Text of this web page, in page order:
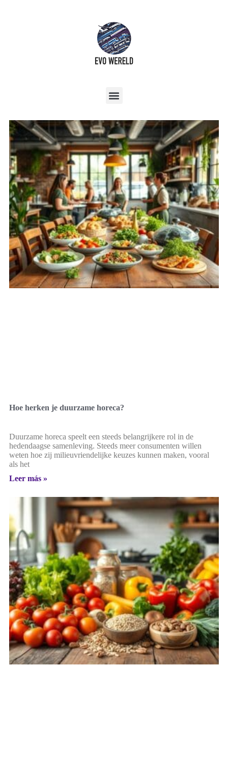
Hoe herken je duurzame horeca?
Duurzame horeca speelt een steeds belangrijkere rol in de
hedendaagse samenleving. Steeds meer consumenten willen
weten hoe zij milieuvriendelijke keuzes kunnen maken, vooral
als het
Leer más »